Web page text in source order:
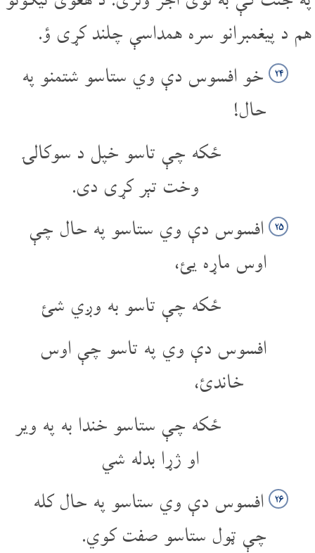
هم د پیغمبرانو سره همداسې چلند کړی ؤ.
۲۴ خو افسوس دې وي ستاسو شتمنو په
حال!
ځکه چې تاسو خپل د سوکالۍ
وخت تېر کړی دی.
۲۵ افسوس دې وي ستاسو په حال چې
اوس ماړه یئ،
ځکه چې تاسو به وږي شئ
افسوس دې وي په تاسو چې اوس
خاندئ،
ځکه چې ستاسو خندا به په ویر
او ژړا بدله شي
۲۶ افسوس دې وي ستاسو په حال کله
چې ټول ستاسو صفت کوي.